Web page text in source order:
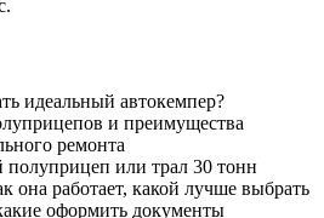
идеальный автокемпер?
и преимущества
ремонта
или трал 30 тонн
она работает, какой лучше выбрать
оформить документы